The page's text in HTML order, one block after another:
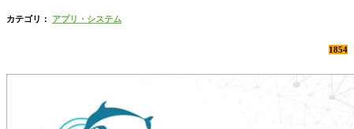
カテゴリ： アプリ・システム
1854